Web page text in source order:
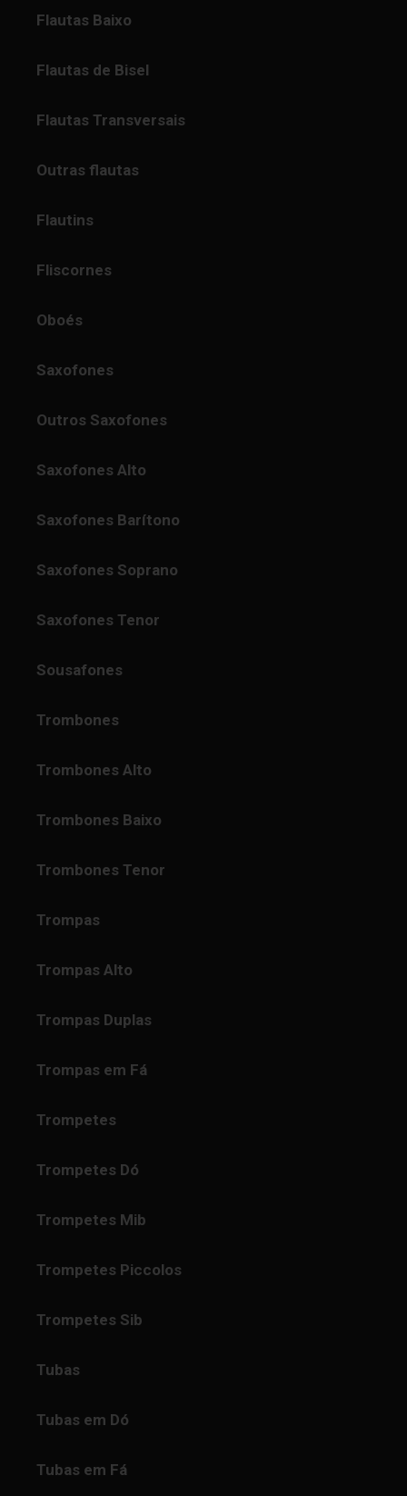
Flautas Baixo
Flautas de Bisel
Flautas Transversais
Outras flautas
Flautins
Fliscornes
Oboés
Saxofones
Outros Saxofones
Saxofones Alto
Saxofones Barítono
Saxofones Soprano
Saxofones Tenor
Sousafones
Trombones
Trombones Alto
Trombones Baixo
Trombones Tenor
Trompas
Trompas Alto
Trompas Duplas
Trompas em Fá
Trompetes
Trompetes Dó
Trompetes Mib
Trompetes Piccolos
Trompetes Sib
Tubas
Tubas em Dó
Tubas em Fá